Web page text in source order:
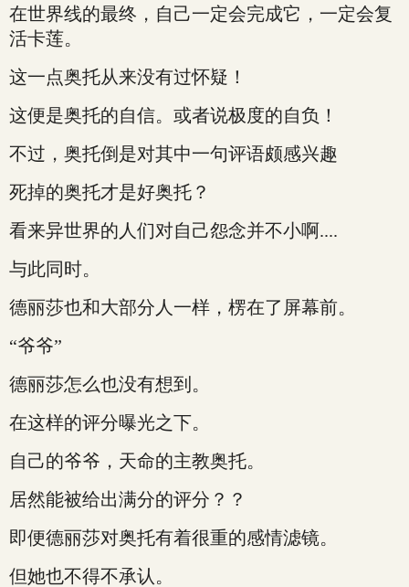
在世界线的最终，自己一定会完成它，一定会复
活卡莲。
这一点奥托从来没有过怀疑！
这便是奥托的自信。或者说极度的自负！
不过，奥托倒是对其中一句评语颇感兴趣
死掉的奥托才是好奥托？
看来异世界的人们对自己怨念并不小啊....
与此同时。
德丽莎也和大部分人一样，楞在了屏幕前。
“爷爷”
德丽莎怎么也没有想到。
在这样的评分曝光之下。
自己的爷爷，天命的主教奥托。
居然能被给出满分的评分？？
即便德丽莎对奥托有着很重的感情滤镜。
但她也不得不承认。